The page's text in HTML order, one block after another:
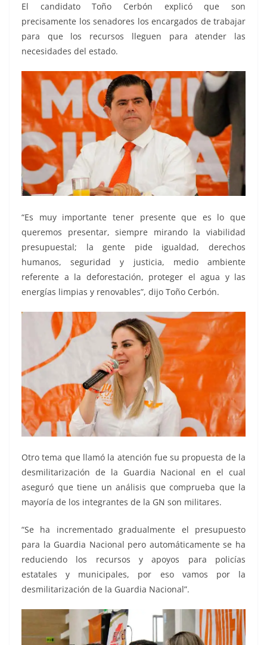
El candidato Toño Cerbón explicó que son
precisamente los senadores los encargados de trabajar
para que los recursos lleguen para atender las
necesidades del estado.
“Es muy importante tener presente que es lo que
queremos presentar, siempre mirando la viabilidad
presupuestal; la gente pide igualdad, derechos
humanos, seguridad y justicia, medio ambiente
referente a la deforestación, proteger el agua y las
energías limpias y renovables”, dijo Toño Cerbón.
Otro tema que llamó la atención fue su propuesta de la
desmilitarización de la Guardia Nacional en el cual
aseguró que tiene un análisis que comprueba que la
mayoría de los integrantes de la GN son militares.
“Se ha incrementado gradualmente el presupuesto
para la Guardia Nacional pero automáticamente se ha
reduciendo los recursos y apoyos para policías
estatales y municipales, por eso vamos por la
desmilitarización de la Guardia Nacional”.